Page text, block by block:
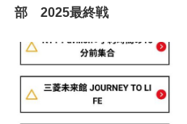
部 2025最終戦